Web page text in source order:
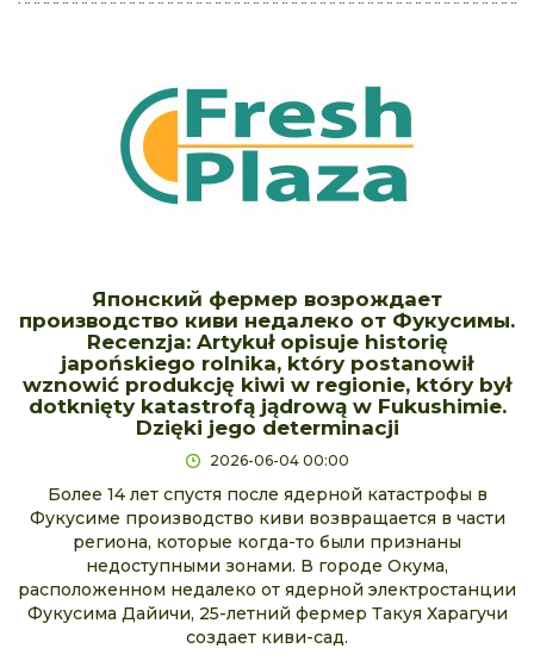
Японский фермер возрождает
производство киви недалеко от Фукусимы.
Recenzja: Artykuł opisuje historię
japońskiego rolnika, który postanowił
wznowić produkcję kiwi w regionie, który był
dotknięty katastrofą jądrową w Fukushimie.
Dzięki jego determinacji
2026-06-04 00:00
Более 14 лет спустя после ядерной катастрофы в
Фукусиме производство киви возвращается в части
региона, которые когда-то были признаны
недоступными зонами. В городе Окума,
расположенном недалеко от ядерной электростанции
Фукусима Дайичи, 25-летний фермер Такуя Харагучи
создает киви-сад.